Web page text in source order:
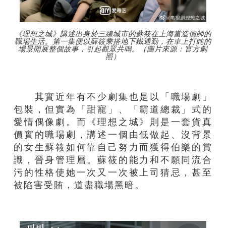
《理想之城》講述出身於三線城市的蘇筱在上海當造價師的
職場生活。第一集便以蘇筱乘搭地下鐵通勤，在車上打盹的
場景開展整個故事，引起觀眾共鳴。（圖片來源：官方劇
照）
其實近年有不少劇集也是以「職場劇」
包裝，但實為「甜寵」、「霸道總裁」式的
愛情偶像劇。而《理想之城》則是一套貨真
價實的職場劇，講述一個由低做起、沒背景
的女生蘇筱如何靠自己努力而獲得伯樂的賞
識，晉身管理層。蘇筱的能力和不願同流合
污的性格使她一次又一次被上司猜忌，甚至
被陷害受賄，道盡職場黑暗。